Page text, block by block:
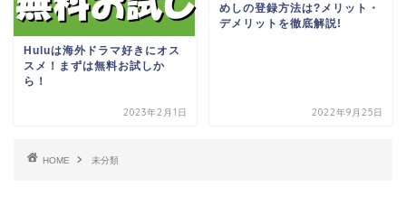
Huluは海外ドラマ好きにオス
スメ！まずは無料お試しか
ら！
2023年2月1日
めしの登録方法は?メリット・
デメリットを徹底解説!
2022年9月25日
HOME 未分類